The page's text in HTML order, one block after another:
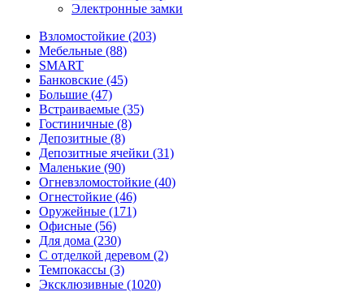
Электронные замки
Взломостойкие (203)
Мебельные (88)
SMART
Банковские (45)
Большие (47)
Встраиваемые (35)
Гостиничные (8)
Депозитные (8)
Депозитные ячейки (31)
Маленькие (90)
Огневзломостойкие (40)
Огнестойкие (46)
Оружейные (171)
Офисные (56)
Для дома (230)
С отделкой деревом (2)
Темпокассы (3)
Эксклюзивные (1020)